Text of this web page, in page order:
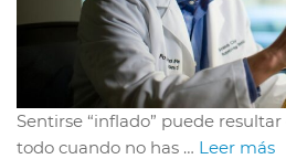
Sentirse “inflado” puede
todo cuando no has … Leer más